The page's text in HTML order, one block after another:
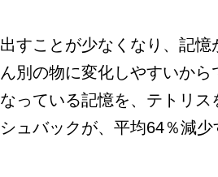
すことが少なくなり、記憶
別の物に変化しやすいか
っている記憶を、テトリス
ュバックが、平均64％減少